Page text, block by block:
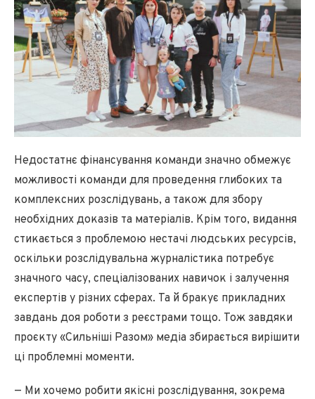
Недостатнє фінансування команди значно обмежує
можливості команди для проведення глибоких та
комплексних розслідувань, а також для збору
необхідних доказів та матеріалів. Крім того, видання
стикається з проблемою нестачі людських ресурсів,
оскільки розслідувальна журналістика потребує
значного часу, спеціалізованих навичок і залучення
експертів у різних сферах. Та й бракує прикладних
завдань доя роботи з реєстрами тощо. Тож завдяки
проєкту «Сильніші Разом» медіа збирається вирішити
ці проблемні моменти.
— Ми хочемо робити якісні розслідування, зокрема